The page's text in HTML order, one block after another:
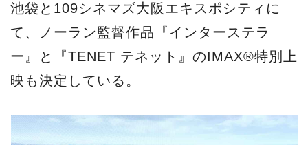
池袋と109シネマズ大阪エキスポシティに
て、ノーラン監督作品『インターステラ
ー』と『TENET テネット』のIMAX®特別上
映も決定している。